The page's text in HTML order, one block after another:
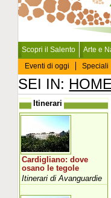
Scopri il Salento Arte e
Eventi di oggi
Speciali
SEI IN: HOME
Itinerari
Cardigliano: dove
osano le tegole
Itinerari di Avanguardie